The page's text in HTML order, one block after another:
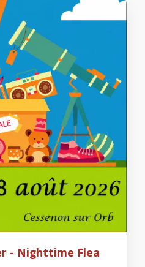
- Nighttime Flea